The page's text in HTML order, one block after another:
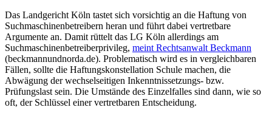
Das Landgericht Köln tastet sich vorsichtig an die Haftung von
Suchmaschinenbetreibern heran und führt dabei vertretbare
Argumente an. Damit rüttelt das LG Köln allerdings am
Suchmaschinenbetreiberprivileg, meint Rechtsanwalt Beckmann
(beckmannundnorda.de). Problematisch wird es in vergleichbaren
Fällen, sollte die Haftungskonstellation Schule machen, die
Abwägung der wechselseitigen Inkenntnissetzungs- bzw.
Prüfungslast sein. Die Umstände des Einzelfalles sind dann, wie so
oft, der Schlüssel einer vertretbaren Entscheidung.